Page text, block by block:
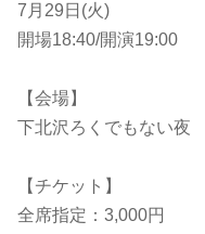
7月29日(火)
開場18:40/開演19:00
【会場】
下北沢ろくでもない夜
【チケット】
全席指定：3,000円